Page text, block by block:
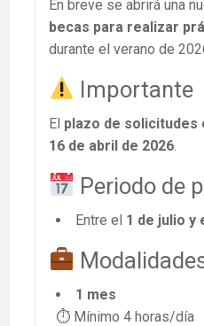
En breve se abrirá una
becas para realizar
durante el verano de
Importante
El plazo de
16 de abril de 2026
Periodo de
Entre el 1 de julio y
1 mes
⏱ Mínimo 4 horas/día